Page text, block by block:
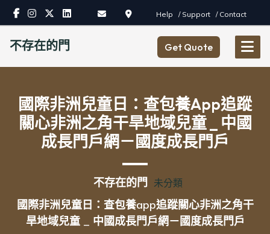
Skip
content
Help / Support / Contact
不存在的門 Get Quote
國際非洲兒童日：查包養app追蹤
關心非洲之角干旱地域兒童 _ 中國
成長門戶網－國度成長門戶
不存在的門 未分類
國際非洲兒童日：查包養app追蹤關心非洲之角干
旱地域兒童 _ 中國成長門戶網－國度成長門戶